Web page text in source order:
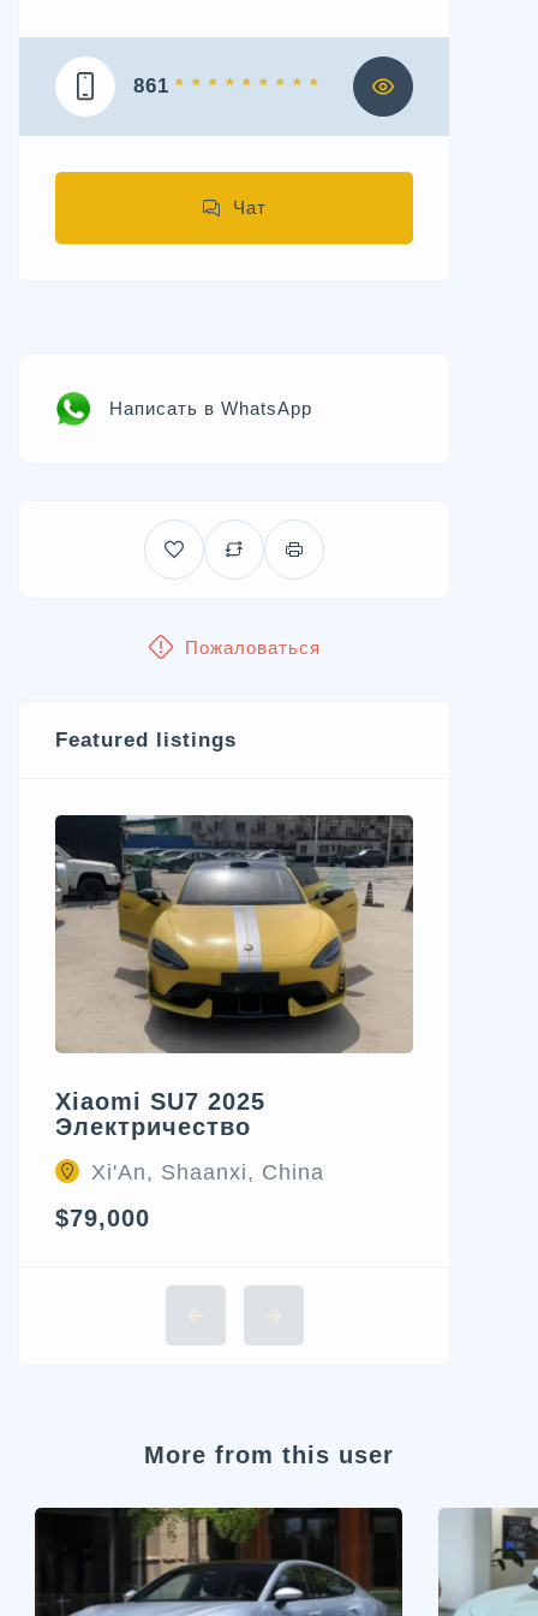
861 * * * * * * * * *
Чат
Написать в WhatsApp
Пожаловаться
Featured listings
Xiaomi SU7 2025
Электричество
Xi'An, Shaanxi, China
$79,000
More from this user